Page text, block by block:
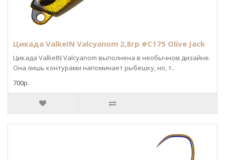
Цикада ValkeIN Valcyanom 2,8гр #C175 Olive Jack
Цикада ValkeIN Valcyanom выполнена в необычном дизайне.
Она лишь контурами напоминает рыбешку, но, т..
700р.